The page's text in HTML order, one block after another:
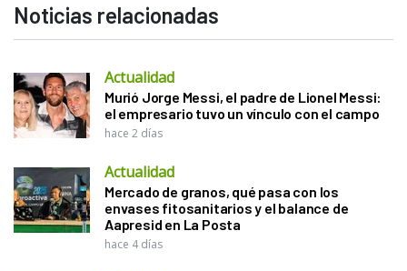
Noticias relacionadas
Actualidad
Murió Jorge Messi, el padre de Lionel Messi:
el empresario tuvo un vínculo con el campo
hace 2 días
Actualidad
Mercado de granos, qué pasa con los
envases fitosanitarios y el balance de
Aapresid en La Posta
hace 4 días